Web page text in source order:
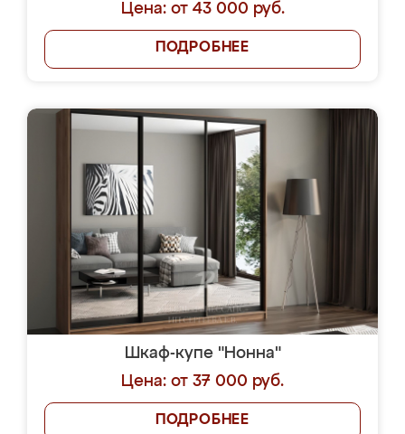
Цена: от 43 000 руб.
ПОДРОБНЕЕ
Шкаф-купе "Нонна"
Цена: от 37 000 руб.
ПОДРОБНЕЕ